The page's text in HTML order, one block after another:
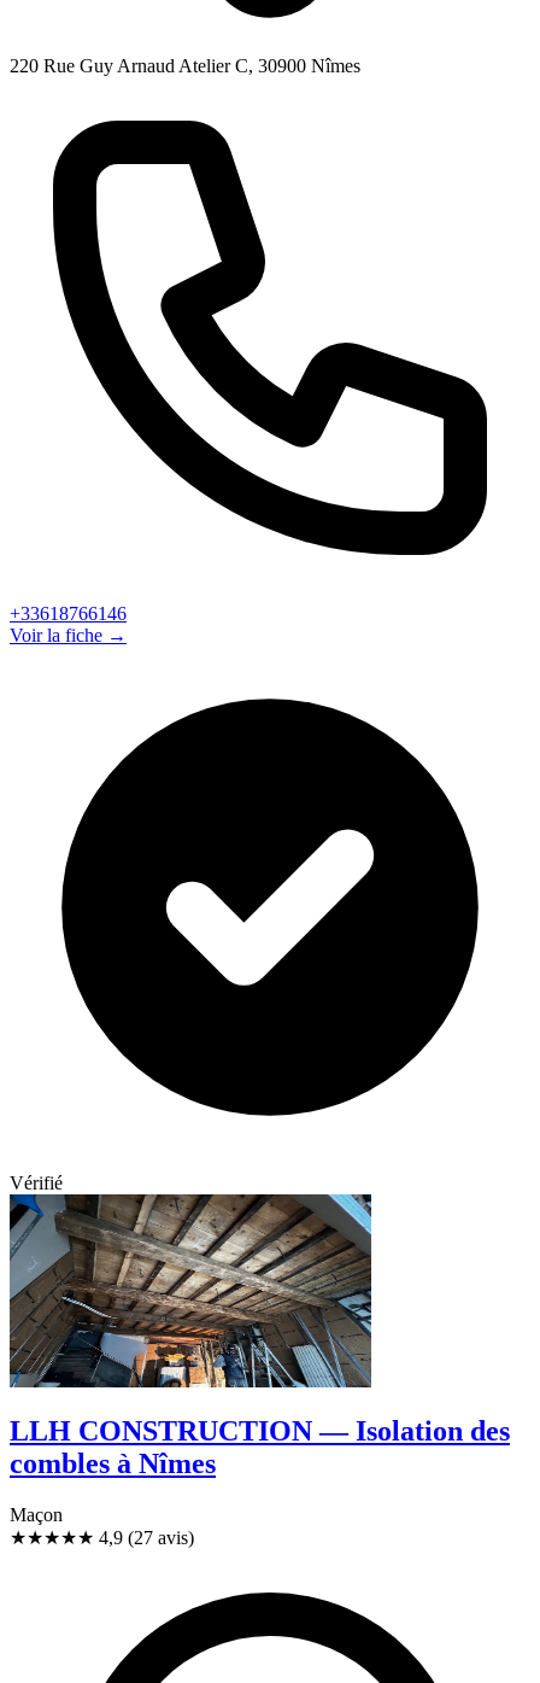
220 Rue Guy Arnaud Atelier C, 30900 Nîmes
+33618766146
Voir la fiche →
Vérifié
LLH CONSTRUCTION — Isolation des
combles à Nîmes
Maçon
★★★★★ 4,9 (27 avis)